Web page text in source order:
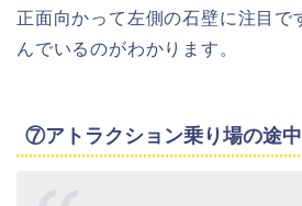
正面向かって左側の石壁に注目で
んでいるのがわかります。
⑦アトラクション乗り場の途中